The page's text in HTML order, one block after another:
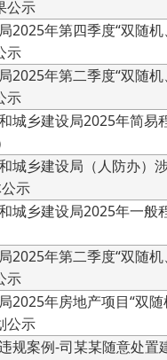
乡建设局2025年简易程序案
乡建设局（人防办）涉企行
乡建设局2025年一般程序案
年第二季度“双随机、一
年房地产项目“双随机、
示
案例-司某某随意处置建筑垃
案例-努某某擅自在街道两侧
案例-艾某某擅自占用城市道
案例-阿某某运输渣土未做密